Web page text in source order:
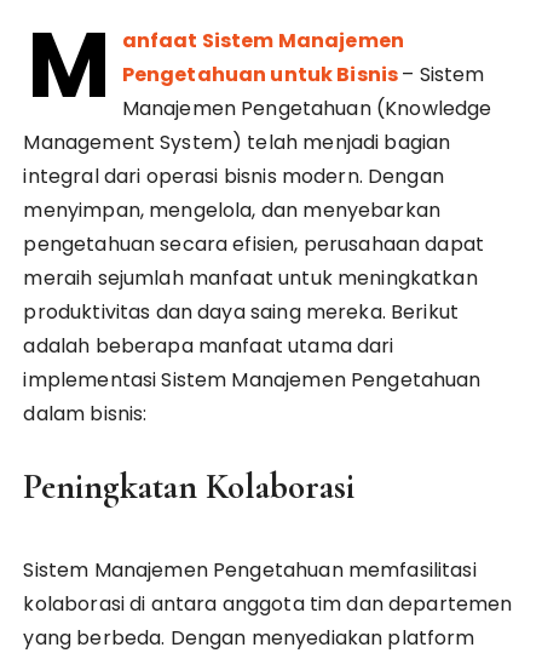
M
anfaat Sistem Manajemen
Pengetahuan untuk Bisnis– Sistem
Manajemen Pengetahuan (Knowledge
Management System) telah menjadi bagian
integral dari operasi bisnis modern. Dengan
menyimpan, mengelola, dan menyebarkan
pengetahuan secara efisien, perusahaan dapat
meraih sejumlah manfaat untuk meningkatkan
produktivitas dan daya saing mereka. Berikut
adalah beberapa manfaat utama dari
implementasi Sistem Manajemen Pengetahuan
dalam bisnis:
Peningkatan Kolaborasi
Sistem Manajemen Pengetahuan memfasilitasi
kolaborasi di antara anggota tim dan departemen
yang berbeda. Dengan menyediakan platform